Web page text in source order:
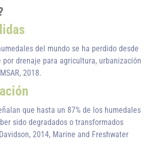
del mundo se ha perdido desde
por drenaje para agricultura, urbanización
2018.
que hasta un 87% de los humedales
sido degradados o transformados
2014, Marine and Freshwater